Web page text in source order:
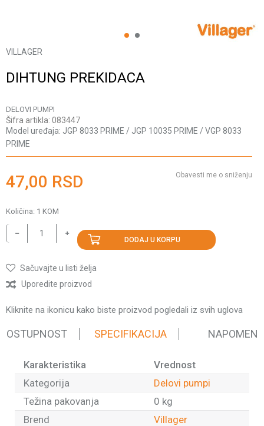
1 2
VILLAGER
DIHTUNG PREKIDACA
DELOVI PUMPI
Šifra artikla: 083447
Model uređaja: JGP 8033 PRIME / JGP 10035 PRIME / VGP 8033
PRIME
47,00 RSD Obavesti me o sniženju
Količina: 1 KOM
DODAJ U KORPU
Sačuvajte u listi želja
Uporedite proizvod
Kliknite na ikonicu kako biste proizvod pogledali iz svih uglova
SPECIFIKACIJA NAPOMENA
Karakteristika
Vrednost
Kategorija
Delovi pumpi
Težina pakovanja
0 kg
Brend
Villager